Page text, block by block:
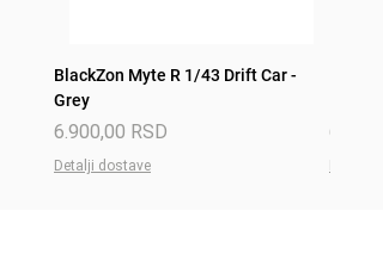
BlackZon Myte R 1/43 Drift Car -
Grey
Price
6.900,00 RSD
Detalji dostave
Price